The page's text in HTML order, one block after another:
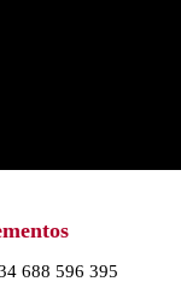
688 596 395